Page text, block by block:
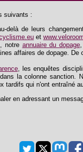
suivants :
delà de leurs
et
notre annuaire du dopage,
affaires de dopage.
, les enquêtes
la colonne sanction.
tardifs qui n'ont entraîné
en adressant un